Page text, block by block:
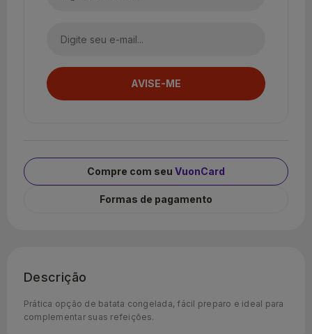
Compre com seu VuonCard
Formas de pagamento
Descrição
Prática opção de batata congelada, fácil preparo e ideal para
complementar suas refeições.